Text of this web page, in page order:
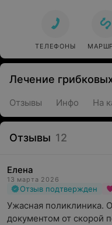
ТЕЛЕФОНЫ
Лечение
Отзывы Инфо На
Отзывы 12
Елена
13 марта 2026
Отзыв подтвержден
Ужасная поликлиника.
документом от скорой